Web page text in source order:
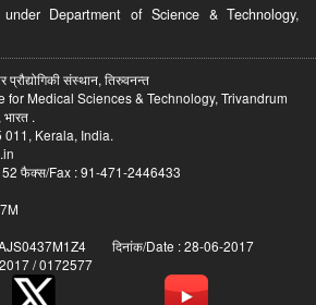
Department of Science & Technology,
प्रौद्योगिकी संस्थान, तिरुवनन्त
for Medical Sciences & Technology, Trivandrum
.
Kerala, India.
फैक्स/Fax : 91-471-2446433
दिनांक/Date : 28-06-2017
/ 0172577